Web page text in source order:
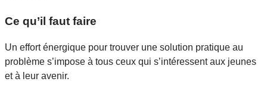
Ce qu’il faut faire
Un effort énergique pour trouver une solution pratique au
problème s’impose à tous ceux qui s’intéressent aux jeunes
et à leur avenir.